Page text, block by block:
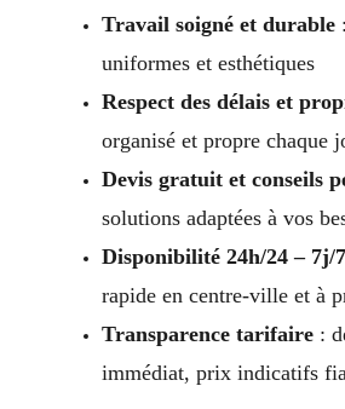
Travail soigné et durable:
uniformes et esthétiques
Respect des délais et
organisé et propre chaque
Devis gratuit et conseils
solutions adaptées à vos
Disponibilité 24h/24 – 7j/7
rapide en centre-ville et à
Transparence tarifaire:
immédiat, prix indicatifs